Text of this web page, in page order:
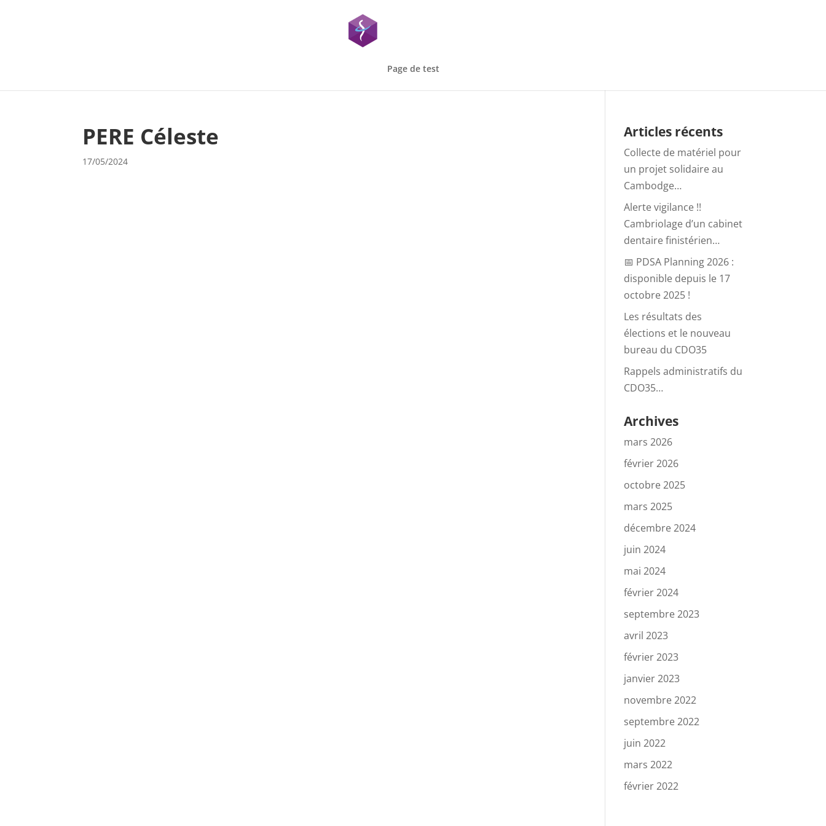
Page de test
PERE Céleste
17/05/2024
Articles récents
Collecte de matériel pour
un projet solidaire au
Cambodge…
Alerte vigilance !!
Cambriolage d’un cabinet
dentaire finistérien…
📅 PDSA Planning 2026 :
disponible depuis le 17
octobre 2025 !
Les résultats des
élections et le nouveau
bureau du CDO35
Rappels administratifs du
CDO35…
Archives
mars 2026
février 2026
octobre 2025
mars 2025
décembre 2024
juin 2024
mai 2024
février 2024
septembre 2023
avril 2023
février 2023
janvier 2023
novembre 2022
septembre 2022
juin 2022
mars 2022
février 2022